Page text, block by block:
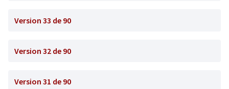
Version 33 de 90
Version 32 de 90
Version 31 de 90